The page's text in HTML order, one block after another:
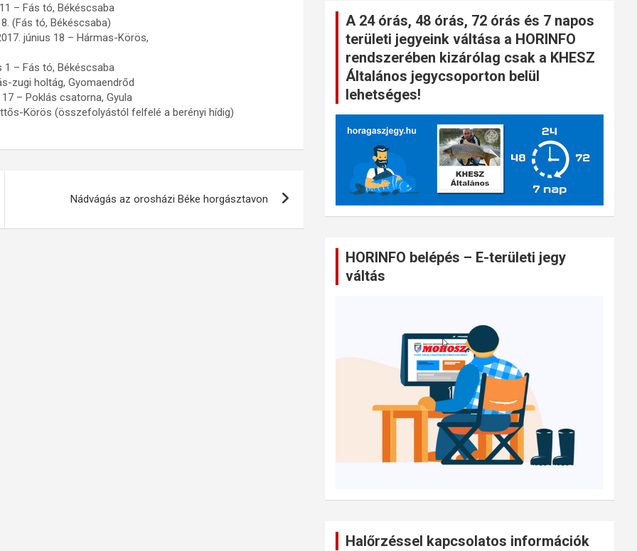
– Fás tó, Békéscsaba
(Fás tó, Békéscsaba)
június 18 – Hármas-Körös,
1 – Fás tó, Békéscsaba
zugi holtág, Gyomaendrőd
– Poklás csatorna, Gyula
Körös (összefolyástól felfelé a berényi hídig)
Nádvágás az orosházi Béke horgásztavon
A 24 órás, 48 órás, 72 órás és 7 napos
területi jegyeink váltása a HORINFO
rendszerében kizárólag csak a KHESZ
Általános jegycsoporton belül
lehetséges!
HORINFO belépés – E-területi jegy
váltás
Halőrzéssel kapcsolatos információk